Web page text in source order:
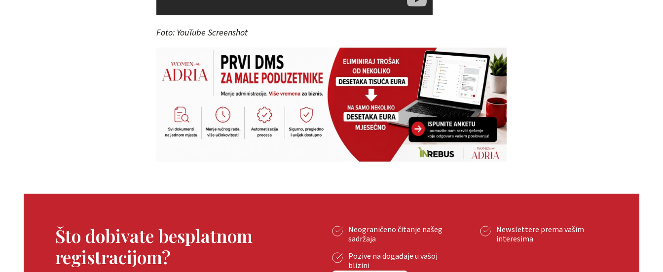
Foto: YouTube Screenshot
Što dobivate besplatnom
registracijom?
Neograničeno čitanje našeg
sadržaja
Newslettere prema vašim
interesima
Pozive na događaje u vašoj
blizini